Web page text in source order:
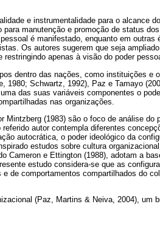
e instrumentalidade para o alcance
manutenção e promoção de status
é manifestado, enquanto em outras
Os autores sugerem que seja
apenas à visão do poder
dentro das nações, como instituições e
1980; Schwartz, 1992), Paz e Tamayo
das suas variáveis componentes o
nas organizações.
Mintzberg (1983) são o foco de análise do
autor contempla diferentes
autocrática, o poder ideológico da
estudos sobre cultura
Cameron e Ettington (1988), adotam a
estudo considera-se que as
de comportamentos compartilhados do
(Paz, Martins & Neiva, 2004), um